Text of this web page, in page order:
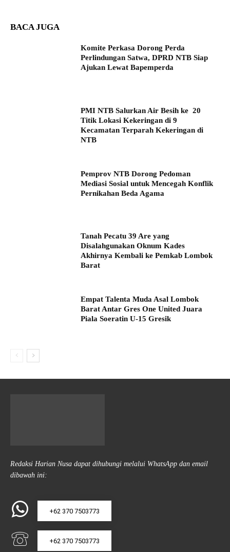
BACA JUGA
Komite Perkasa Dorong Perda
Perlindungan Satwa, DPRD NTB Siap
Ajukan Lewat Bapemperda
PMI NTB Salurkan Air Besih ke 20
Titik Lokasi Kekeringan di 9
Kecamatan Terparah Kekeringan di
NTB
Pemprov NTB Dorong Pedoman
Mediasi Sosial untuk Mencegah Konflik
Pernikahan Beda Agama
Tanah Pecatu 39 Are yang
Disalahgunakan Oknum Kades
Akhirnya Kembali ke Pemkab Lombok
Barat
Empat Talenta Muda Asal Lombok
Barat Antar Gres One United Juara
Piala Soeratin U-15 Gresik
Redaksi Harian Nusa dapat dihubungi melalui WhatsApp dan email
dibawah ini:
+62 370 7503773
+62 370 7503773